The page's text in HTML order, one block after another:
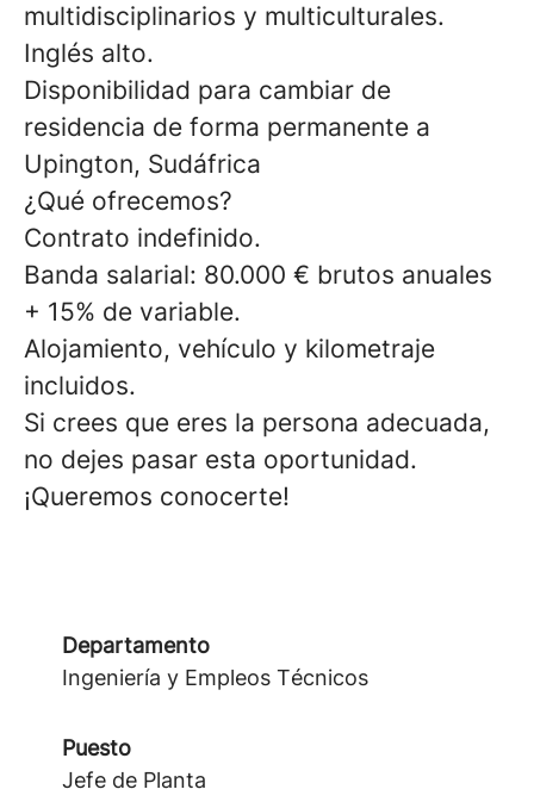
multidisciplinarios y multiculturales.
Inglés alto.
Disponibilidad para cambiar de
residencia de forma permanente a
Upington, Sudáfrica
¿Qué ofrecemos?
Contrato indefinido.
Banda salarial: 80.000 € brutos anuales
+ 15% de variable.
Alojamiento, vehículo y kilometraje
incluidos.
Si crees que eres la persona adecuada,
no dejes pasar esta oportunidad.
¡Queremos conocerte!
Departamento
Ingeniería y Empleos Técnicos
Puesto
Jefe de Planta